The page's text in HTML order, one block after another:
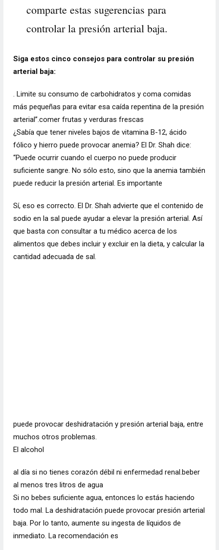
comparte estas sugerencias para
controlar la presión arterial baja.
Siga estos cinco consejos para controlar su presión
arterial baja:
. Limite su consumo de carbohidratos y coma comidas
más pequeñas para evitar esa caída repentina de la presión
arterial”.comer frutas y verduras frescas
¿Sabía que tener niveles bajos de vitamina B-12, ácido
fólico y hierro puede provocar anemia? El Dr. Shah dice:
“Puede ocurrir cuando el cuerpo no puede producir
suficiente sangre. No sólo esto, sino que la anemia también
puede reducir la presión arterial. Es importante
Sí, eso es correcto. El Dr. Shah advierte que el contenido de
sodio en la sal puede ayudar a elevar la presión arterial. Así
que basta con consultar a tu médico acerca de los
alimentos que debes incluir y excluir en la dieta, y calcular la
cantidad adecuada de sal.
puede provocar deshidratación y presión arterial baja, entre
muchos otros problemas.
El alcohol
al día si no tienes corazón débil ni enfermedad renal.beber
al menos tres litros de agua
Si no bebes suficiente agua, entonces lo estás haciendo
todo mal. La deshidratación puede provocar presión arterial
baja. Por lo tanto, aumente su ingesta de líquidos de
inmediato. La recomendación es